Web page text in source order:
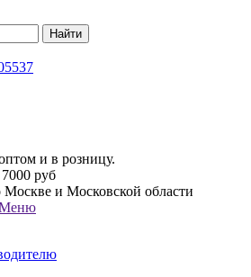
и в розницу.
руб
Москве и Московской области